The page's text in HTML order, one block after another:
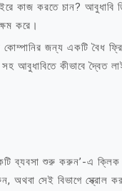
কাজ করতে চান? আবুধাবি
করে।
জন্য একটি বৈধ
আবুধাবিতে কীভাবে দ্বৈত
ব্যবসা শুরু করুন’-এ
অথবা সেই বিভাগে স্ক্রোল